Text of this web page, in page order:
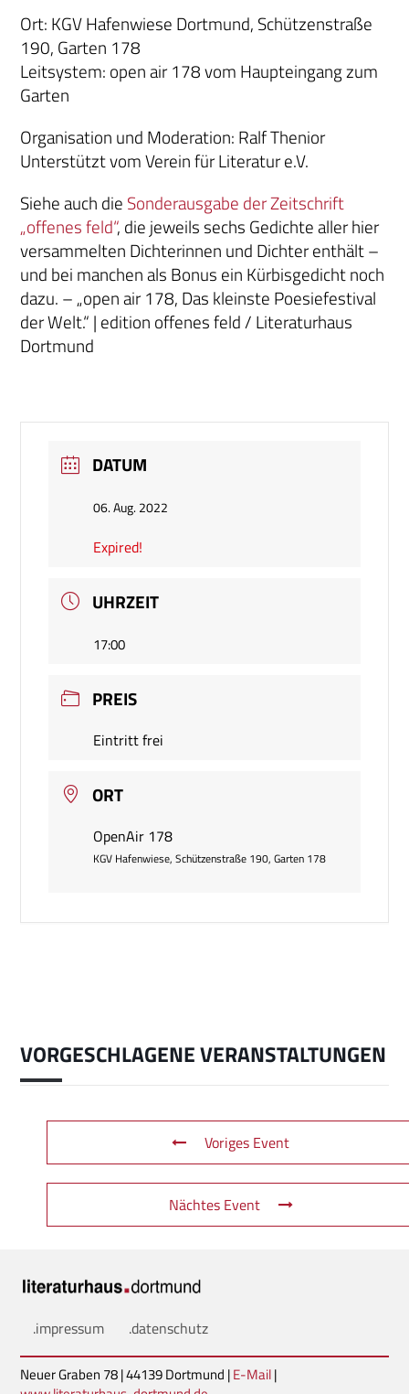
Ort: KGV Hafenwiese Dortmund, Schützenstraße
190, Garten 178
Leitsystem: open air 178 vom Haupteingang zum
Garten
Organisation und Moderation: Ralf Thenior
Unterstützt vom Verein für Literatur e.V.
Siehe auch die Sonderausgabe der Zeitschrift
„offenes feld“, die jeweils sechs Gedichte aller hier
versammelten Dichterinnen und Dichter enthält –
und bei manchen als Bonus ein Kürbisgedicht noch
dazu. – „open air 178, Das kleinste Poesiefestival
der Welt.“ | edition offenes feld / Literaturhaus
Dortmund
DATUM
06. Aug. 2022
Expired!
UHRZEIT
17:00
PREIS
Eintritt frei
ORT
OpenAir 178
KGV Hafenwiese, Schützenstraße 190, Garten 178
VORGESCHLAGENE VERANSTALTUNGEN
Voriges Event
Nächtes Event
.impressum .datenschutz
Neuer Graben 78 | 44139 Dortmund |E-Mail|